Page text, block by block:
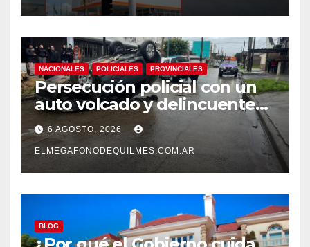
NACIONALES POLICIALES PROVINCIALES
Persecución policial con un
auto volcado y delincuentes
detenidos en San Francisco
Solano
6 AGOSTO, 2026
ELMEGAFONODEQUILMES.COM.AR
BLOG